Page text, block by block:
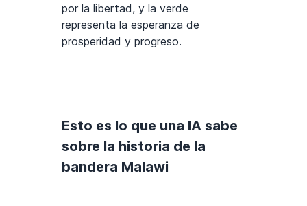
por la libertad, y la verde
representa la esperanza de
prosperidad y progreso.
Esto es lo que una IA sabe
sobre la historia de la
bandera Malawi